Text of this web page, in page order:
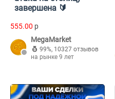
завершена 🔰
555.00 p
MegaMarket
99%, 10327 отзывов
на рынке 9 лет